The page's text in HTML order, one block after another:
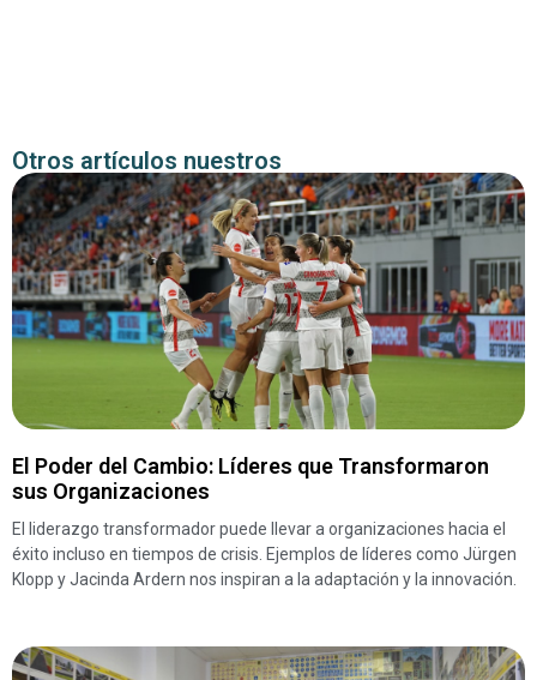
Otros artículos nuestros
El Poder del Cambio: Líderes que Transformaron
sus Organizaciones
El liderazgo transformador puede llevar a organizaciones hacia el
éxito incluso en tiempos de crisis. Ejemplos de líderes como Jürgen
Klopp y Jacinda Ardern nos inspiran a la adaptación y la innovación.